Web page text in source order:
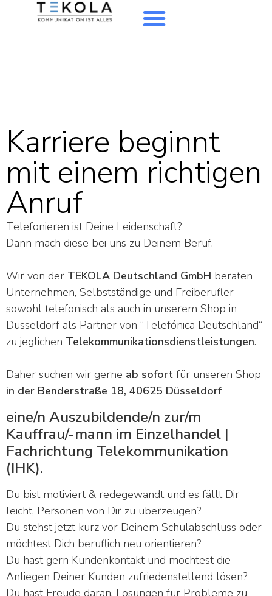
Karriere beginnt
mit einem richtigen
Anruf
Telefonieren ist Deine Leidenschaft?
Dann mach diese bei uns zu Deinem Beruf.
Wir von der TEKOLA Deutschland GmbH beraten
Unternehmen, Selbstständige und Freiberufler
sowohl telefonisch als auch in unserem Shop in
Düsseldorf als Partner von “Telefónica Deutschland“
zu jeglichen Telekommunikationsdienstleistungen.
Daher suchen wir gerne ab sofort für unseren Shop
in der Benderstraße 18, 40625 Düsseldorf
eine/n Auszubildende/n zur/m
Kauffrau/-mann im Einzelhandel |
Fachrichtung Telekommunikation
(IHK).
Du bist motiviert & redegewandt und es fällt Dir
leicht, Personen von Dir zu überzeugen?
Du stehst jetzt kurz vor Deinem Schulabschluss oder
möchtest Dich beruflich neu orientieren?
Du hast gern Kundenkontakt und möchtest die
Anliegen Deiner Kunden zufriedenstellend lösen?
Du hast Freude daran, Lösungen für Probleme zu